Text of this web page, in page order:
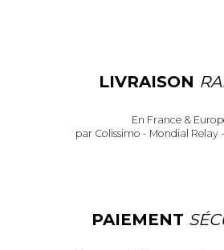
LIVRAISON
En France &
par Colissimo - Mondial Relay
PAIEMENT